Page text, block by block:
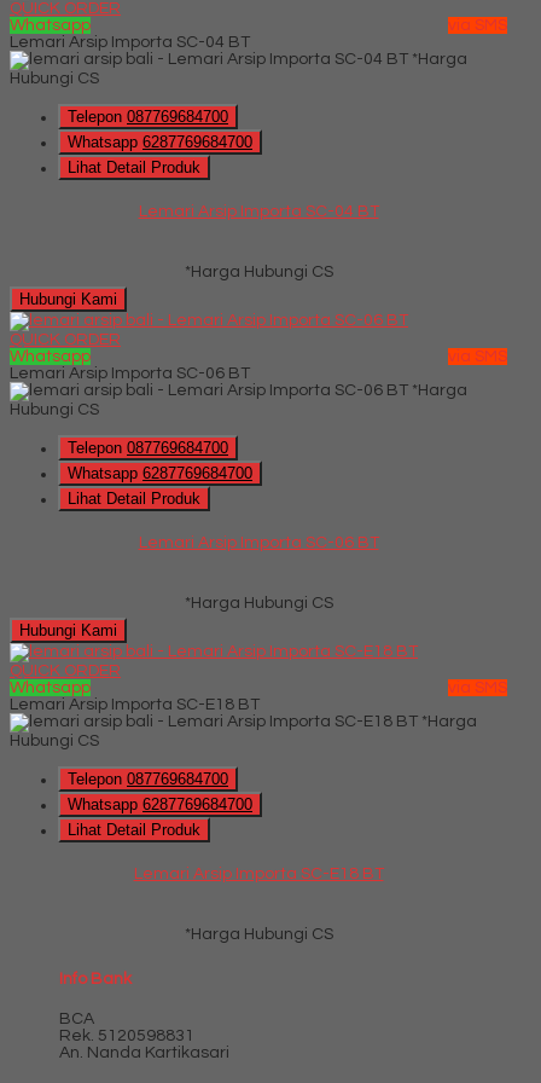
QUICK ORDER
Whatsapp
via SMS
Lemari Arsip Importa SC-04 BT
*Harga
Hubungi CS
Telepon 087769684700
Whatsapp 6287769684700
Lihat Detail Produk
Lemari Arsip Importa SC-04 BT
*Harga Hubungi CS
Hubungi Kami
QUICK ORDER
Whatsapp
via SMS
Lemari Arsip Importa SC-06 BT
*Harga
Hubungi CS
Telepon 087769684700
Whatsapp 6287769684700
Lihat Detail Produk
Lemari Arsip Importa SC-06 BT
*Harga Hubungi CS
Hubungi Kami
QUICK ORDER
Whatsapp
via SMS
Lemari Arsip Importa SC-E18 BT
*Harga
Hubungi CS
Telepon 087769684700
Whatsapp 6287769684700
Lihat Detail Produk
Lemari Arsip Importa SC-E18 BT
*Harga Hubungi CS
Info Bank
BCA
Rek. 5120598831
An. Nanda Kartikasari